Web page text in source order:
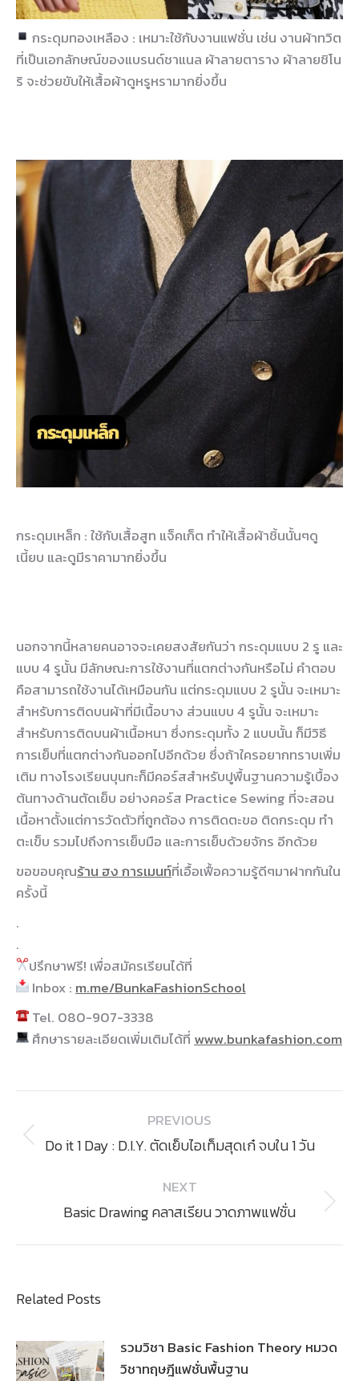
กระดุมทองเหลือง : เหมาะใช้กับงานแฟชั่น เช่น งานผ้าทวิต
ที่เป็นเอกลักษณ์ของแบรนด์ชาแนล ผ้าลายตาราง ผ้าลายชิโน
ริ จะช่วยขับให้เสื้อผ้าดูหรูหรามากยิ่งขึ้น
กระดุมเหล็ก : ใช้กับเสื้อสูท แจ็คเก็ต ทำให้เสื้อผ้าชิ้นนั้นๆดู
เนี้ยบ และดูมีราคามากยิ่งขึ้น
นอกจากนี้หลายคนอาจจะเคยสงสัยกันว่า กระดุมแบบ 2 รู และ
แบบ 4 รูนั้น มีลักษณะการใช้งานที่แตกต่างกันหรือไม่ คำตอบ
คือสามารถใช้งานได้เหมือนกัน แต่กระดุมแบบ 2 รูนั้น จะเหมาะ
สำหรับการติดบนผ้าที่มีเนื้อบาง ส่วนแบบ 4 รูนั้น จะเหมาะ
สำหรับการติดบนผ้าเนื้อหนา ซึ่งกระดุมทั้ง 2 แบบนั้น ก็มีวิธี
การเย็บที่แตกต่างกันออกไปอีกด้วย ซึ่งถ้าใครอยากทราบเพิ่ม
เติม ทางโรงเรียนบุนกะก็มีคอร์สสำหรับปูพื้นฐานความรู้เบื้อง
ต้นทางด้านตัดเย็บ อย่างคอร์ส Practice Sewing ที่จะสอน
เนื้อหาตั้งแต่การวัดตัวที่ถูกต้อง การติดตะขอ ติดกระดุม ทำ
ตะเข็บ รวมไปถึงการเย็บมือ และการเย็บด้วยจักร อีกด้วย
ขอขอบคุณร้าน ฮง การเมนท์ที่เอื้อเฟื้อความรู้ดีๆมาฝากกันใน
ครั้งนี้
.
.
ปรึกษาฟรี! เพื่อสมัครเรียนได้ที่
Inbox : m.me/BunkaFashionSchool
Tel. 080-907-3338
ศึกษารายละเอียดเพิ่มเติมได้ที่ www.bunkafashion.com
navigation
PREVIOUS
Previous
Do it 1 Day : D.I.Y. ตัดเย็บไอเท็มสุดเก๋ จบใน 1 วัน
NEXT
Next
Basic Drawing คลาสเรียน วาดภาพแฟชั่น
Related Posts
รวมวิชา Basic Fashion Theory หมวด
วิชาทฤษฎีแฟชั่นพื้นฐาน